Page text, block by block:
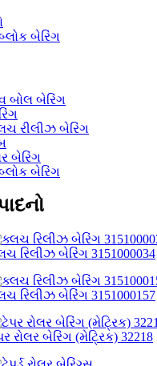
બેરિંગ
બોલ બેરિંગ
રીલીઝ બેરિંગ
બેરિંગ
બેરિંગ
રિલીઝ બેરિંગ 3151000034
રિલીઝ બેરિંગ 3151000157
રોલર બેરિંગ (મેટ્રિક) 32218